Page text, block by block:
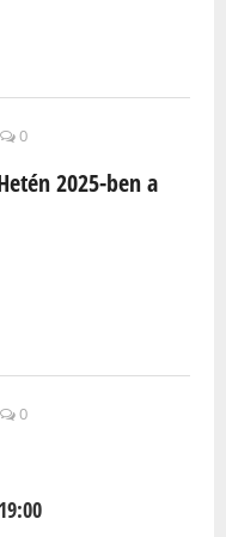
0
2025-ben a
0